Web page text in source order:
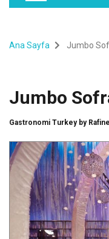
Ana Sayfa Jumbo
Jumbo
Gastronomi Turkey by Rafine